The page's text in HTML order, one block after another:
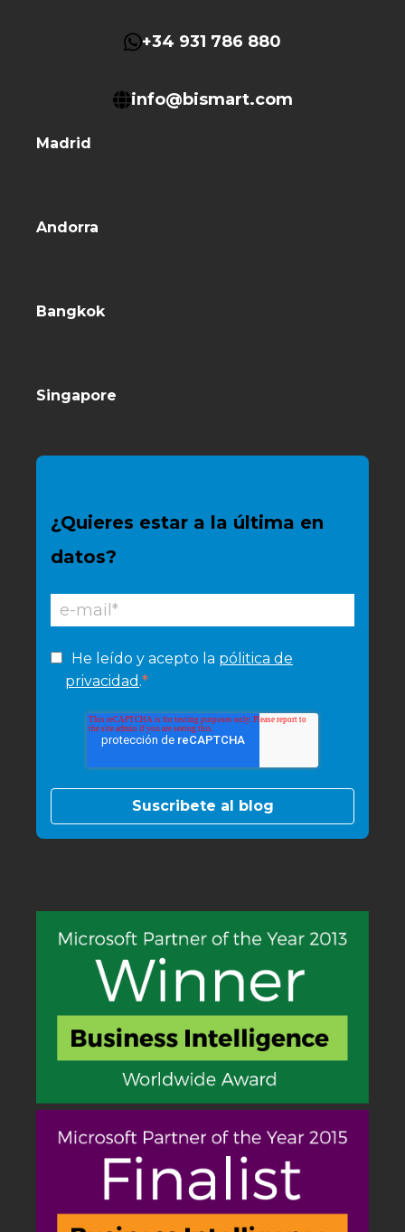
+34 931 786 880
info@bismart.com
Madrid
Andorra
Bangkok
Singapore
¿Quieres estar a la última en
datos?
He leído y acepto la pólitica de
privacidad .*